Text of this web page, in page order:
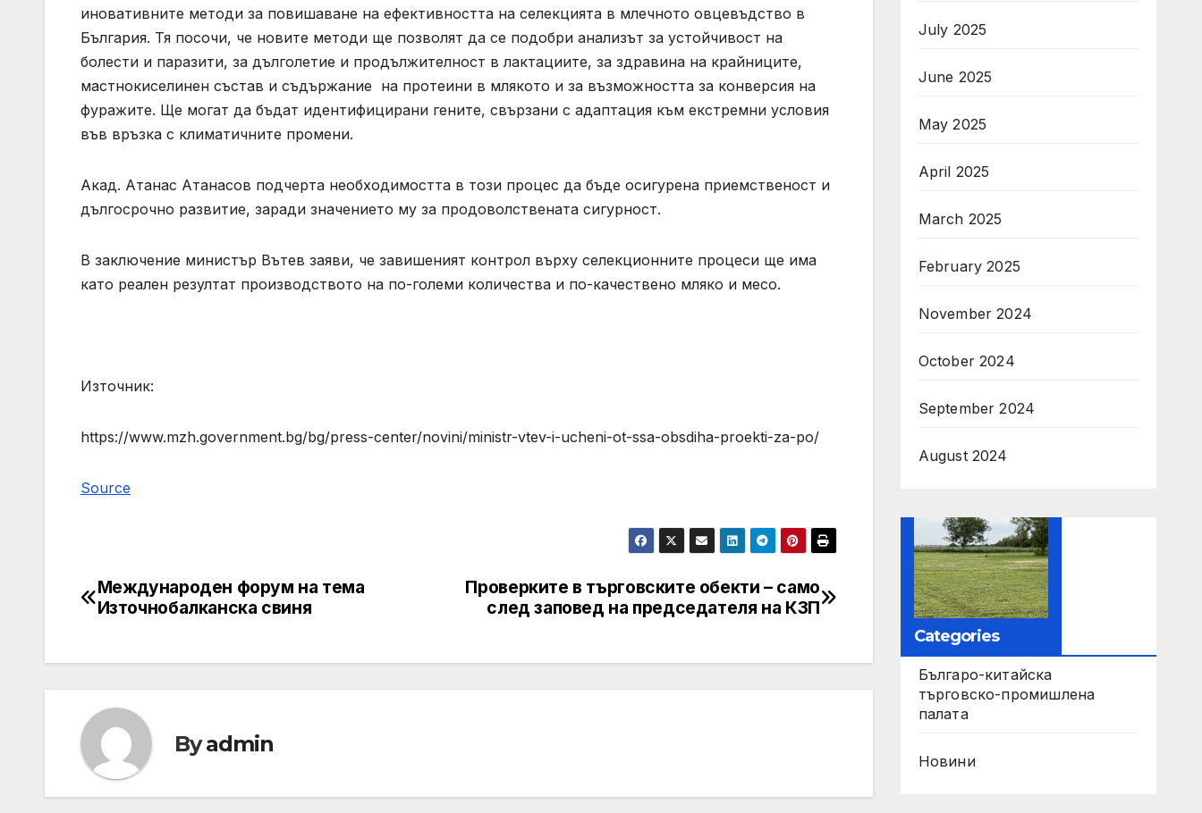
иновативните методи за повишаване на ефективността на селекцията в млечното овцевъдство в
България. Тя посочи, че новите методи ще позволят да се подобри анализът за устойчивост на
болести и паразити, за дълголетие и продължителност в лактациите, за здравина на крайниците,
мастнокиселинен състав и съдържание на протеини в млякото и за възможността за конверсия на
фуражите. Ще могат да бъдат идентифицирани гените, свързани с адаптация към екстремни условия
във връзка с климатичните промени.
Акад. Атанас Атанасов подчерта необходимостта в този процес да бъде осигурена приемственост и
дългосрочно развитие, заради значението му за продоволствената сигурност.
В заключение министър Вътев заяви, че завишеният контрол върху селекционните процеси ще има
като реален резултат производството на по-големи количества и по-качествено мляко и месо.
Източник:
https://www.mzh.government.bg/bg/press-center/novini/ministr-vtev-i-ucheni-ot-ssa-obsdiha-proekti-za-po/
Source
Post
Проверките в търговските обекти – само
след заповед на председателя на КЗП
Международен форум на тема
Източнобалканска свиня
Byadmin
July 2025
June 2025
May 2025
April 2025
March 2025
February 2025
November 2024
October 2024
September 2024
August 2024
Categories
Българо-китайска
търговско-промишлена
палата
Новини